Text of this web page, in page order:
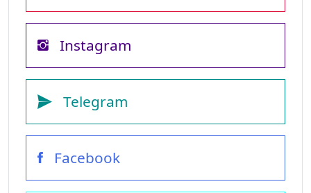
Instagram
Telegram
Facebook